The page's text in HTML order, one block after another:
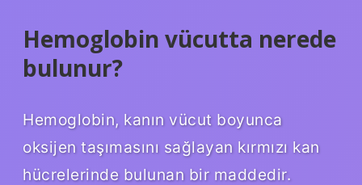
Hemoglobin vücutta nerede
bulunur?
Hemoglobin, kanın vücut boyunca
oksijen taşımasını sağlayan kırmızı kan
hücrelerinde bulunan bir maddedir.